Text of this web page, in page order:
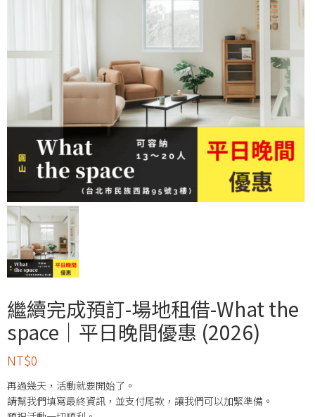
繼續完成預訂-場地租借-What the
space｜平日晚間優惠 (2026)
NT$0
再過幾天，活動就要開始了。
請幫我們填寫最終資訊，並支付尾款，讓我們可以加緊準備。